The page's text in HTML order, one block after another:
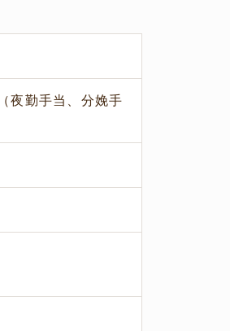
夜勤手当、分娩手